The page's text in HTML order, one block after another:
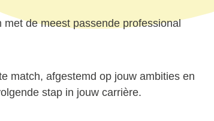
de meest passende professional
match, afgestemd op jouw ambities en
stap in jouw carrière.